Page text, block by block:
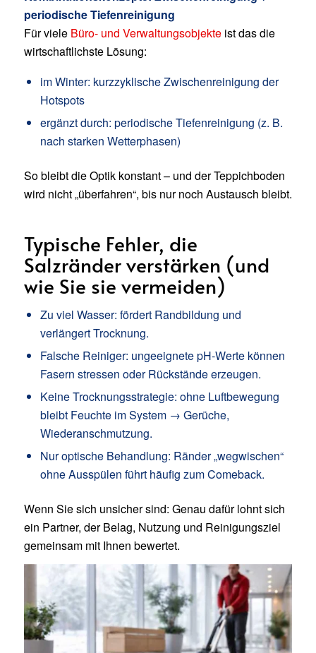
periodische Tiefenreinigung
Für viele Büro- und Verwaltungsobjekteist das die
wirtschaftlichste Lösung:
im Winter: kurzzyklische Zwischenreinigung der
Hotspots
ergänzt durch: periodische Tiefenreinigung (z. B.
nach starken Wetterphasen)
So bleibt die Optik konstant – und der Teppichboden
wird nicht „überfahren“, bis nur noch Austausch bleibt.
Typische Fehler, die
Salzränder verstärken (und
wie Sie sie vermeiden)
Zu viel Wasser: fördert Randbildung und
verlängert Trocknung.
Falsche Reiniger: ungeeignete pH-Werte können
Fasern stressen oder Rückstände erzeugen.
Keine Trocknungsstrategie: ohne Luftbewegung
bleibt Feuchte im System → Gerüche,
Wiederanschmutzung.
Nur optische Behandlung: Ränder „wegwischen“
ohne Ausspülen führt häufig zum Comeback.
Wenn Sie sich unsicher sind: Genau dafür lohnt sich
ein Partner, der Belag, Nutzung und Reinigungsziel
gemeinsam mit Ihnen bewertet.